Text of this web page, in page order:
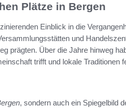
Plätze in Bergen
Einblick in die
und
prägten. Über die Jahre hinweg
trifft und lokale Traditionen
, sondern auch ein Spiegelbild